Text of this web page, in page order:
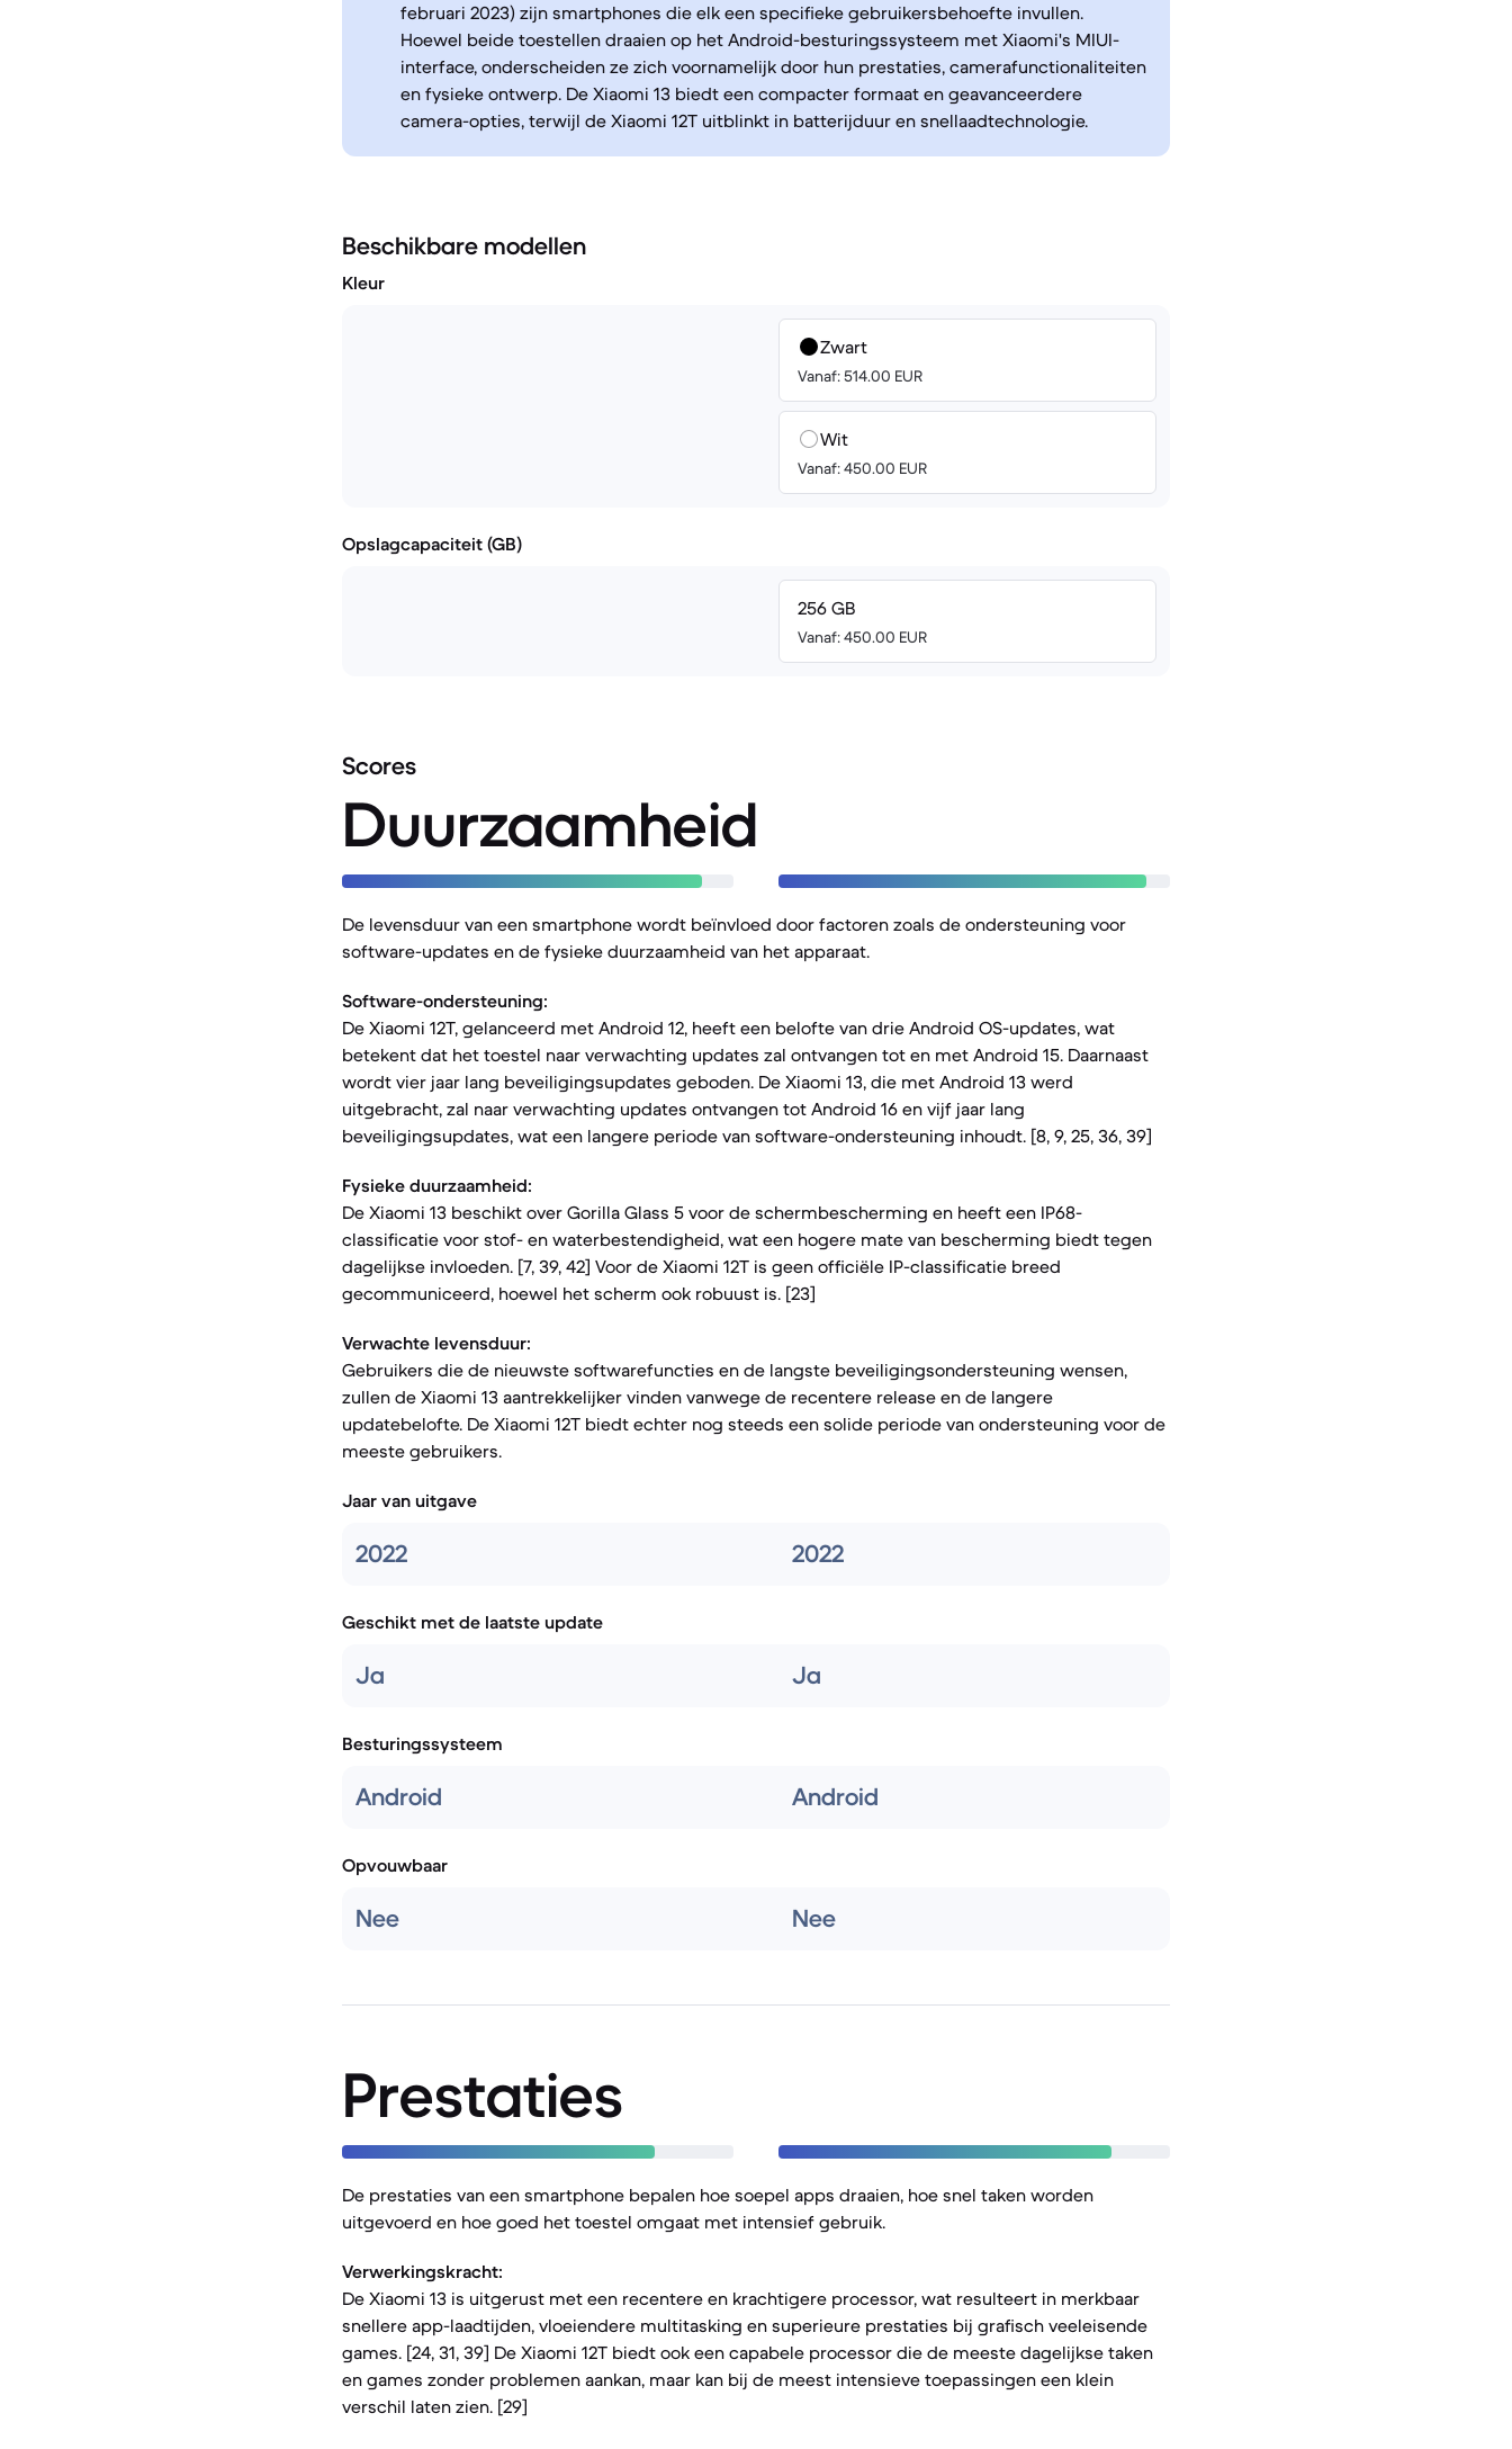
februari 2023) zijn smartphones die elk een specifieke gebruikersbehoefte invullen.
Hoewel beide toestellen draaien op het Android-besturingssysteem met Xiaomi's MIUI-
interface, onderscheiden ze zich voornamelijk door hun prestaties, camerafunctionaliteiten
en fysieke ontwerp. De Xiaomi 13 biedt een compacter formaat en geavanceerdere
camera-opties, terwijl de Xiaomi 12T uitblinkt in batterijduur en snellaadtechnologie.
Beschikbare modellen
Kleur
Zwart
Vanaf: 514.00 EUR
Wit
Vanaf: 450.00 EUR
Opslagcapaciteit (GB)
256 GB
Vanaf: 450.00 EUR
Scores
Duurzaamheid
De levensduur van een smartphone wordt beïnvloed door factoren zoals de ondersteuning voor
software-updates en de fysieke duurzaamheid van het apparaat.
Software-ondersteuning:
De Xiaomi 12T, gelanceerd met Android 12, heeft een belofte van drie Android OS-updates, wat
betekent dat het toestel naar verwachting updates zal ontvangen tot en met Android 15. Daarnaast
wordt vier jaar lang beveiligingsupdates geboden. De Xiaomi 13, die met Android 13 werd
uitgebracht, zal naar verwachting updates ontvangen tot Android 16 en vijf jaar lang
beveiligingsupdates, wat een langere periode van software-ondersteuning inhoudt. [8, 9, 25, 36, 39]
Fysieke duurzaamheid:
De Xiaomi 13 beschikt over Gorilla Glass 5 voor de schermbescherming en heeft een IP68-
classificatie voor stof- en waterbestendigheid, wat een hogere mate van bescherming biedt tegen
dagelijkse invloeden. [7, 39, 42] Voor de Xiaomi 12T is geen officiële IP-classificatie breed
gecommuniceerd, hoewel het scherm ook robuust is. [23]
Verwachte levensduur:
Gebruikers die de nieuwste softwarefuncties en de langste beveiligingsondersteuning wensen,
zullen de Xiaomi 13 aantrekkelijker vinden vanwege de recentere release en de langere
updatebelofte. De Xiaomi 12T biedt echter nog steeds een solide periode van ondersteuning voor de
meeste gebruikers.
Jaar van uitgave
2022 2022
Geschikt met de laatste update
Ja Ja
Besturingssysteem
Android Android
Opvouwbaar
Nee Nee
Prestaties
De prestaties van een smartphone bepalen hoe soepel apps draaien, hoe snel taken worden
uitgevoerd en hoe goed het toestel omgaat met intensief gebruik.
Verwerkingskracht:
De Xiaomi 13 is uitgerust met een recentere en krachtigere processor, wat resulteert in merkbaar
snellere app-laadtijden, vloeiendere multitasking en superieure prestaties bij grafisch veeleisende
games. [24, 31, 39] De Xiaomi 12T biedt ook een capabele processor die de meeste dagelijkse taken
en games zonder problemen aankan, maar kan bij de meest intensieve toepassingen een klein
verschil laten zien. [29]